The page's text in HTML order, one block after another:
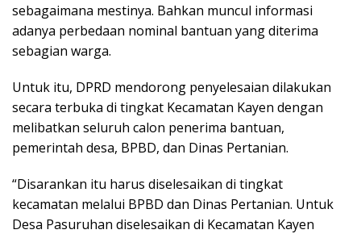
sebagaimana mestinya. Bahkan muncul informasi
adanya perbedaan nominal bantuan yang diterima
sebagian warga.
Untuk itu, DPRD mendorong penyelesaian dilakukan
secara terbuka di tingkat Kecamatan Kayen dengan
melibatkan seluruh calon penerima bantuan,
pemerintah desa, BPBD, dan Dinas Pertanian.
“Disarankan itu harus diselesaikan di tingkat
kecamatan melalui BPBD dan Dinas Pertanian. Untuk
Desa Pasuruhan diselesaikan di Kecamatan Kayen